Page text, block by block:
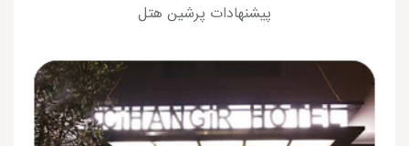
پیشنهادات پرشین هتل